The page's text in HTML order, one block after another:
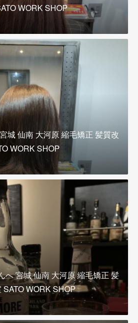
WORK SHOP
城 仙南 大河原 縮毛矯正 髪質改
WORK SHOP
へ 宮城 仙南 大河原 縮毛矯正 髪
WORK SHOP